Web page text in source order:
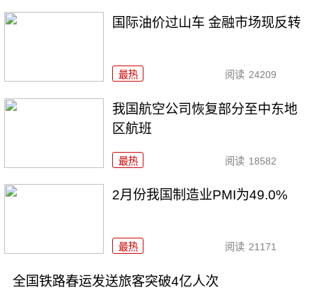
国际油价过山车 金融市场现反转
最热 阅读 24209
我国航空公司恢复部分至中东地
区航班
最热 阅读 18582
2月份我国制造业PMI为49.0%
最热 阅读 21171
全国铁路春运发送旅客突破4亿人次